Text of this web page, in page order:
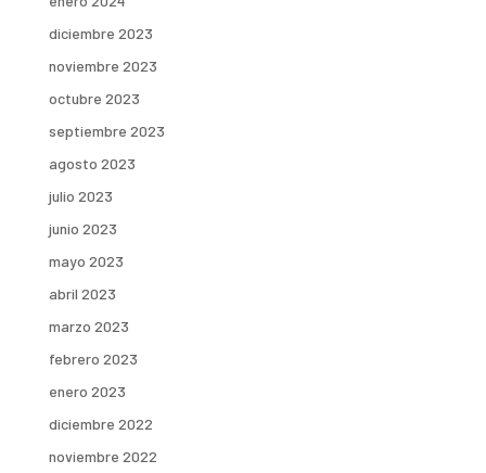
diciembre 2023
noviembre 2023
octubre 2023
septiembre 2023
agosto 2023
julio 2023
junio 2023
mayo 2023
abril 2023
marzo 2023
febrero 2023
enero 2023
diciembre 2022
noviembre 2022